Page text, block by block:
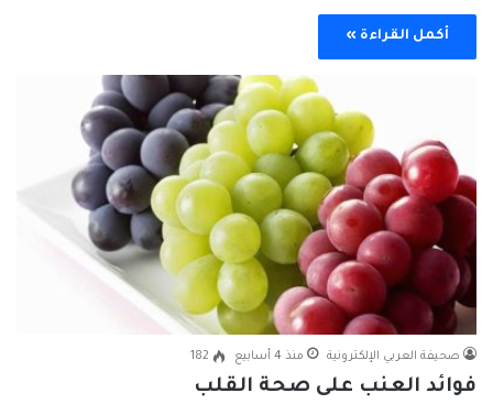
أكمل القراءة »
صحيفة العربي الإلكترونية منذ 4 أسابيع 182
فوائد العنب على صحة القلب